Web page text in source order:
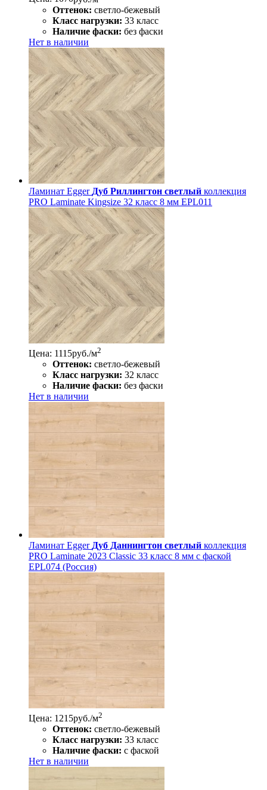
Оттенок: светло-бежевый
Класс нагрузки: 33 класс
Наличие фаски: без фаски
Нет в наличии
Ламинат Egger Дуб Риллингтон светлый коллекция
PRO Laminate Kingsize 32 класс 8 мм EPL011
Цена: 1115руб./м2
Оттенок: светло-бежевый
Класс нагрузки: 32 класс
Наличие фаски: без фаски
Нет в наличии
Ламинат Egger Дуб Даннингтон светлый коллекция
PRO Laminate 2023 Classic 33 класс 8 мм с фаской
EPL074 (Россия)
Цена: 1215руб./м2
Оттенок: светло-бежевый
Класс нагрузки: 33 класс
Наличие фаски: с фаской
Нет в наличии